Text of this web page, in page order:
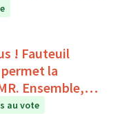
! Fauteuil
Ensemble,
au vote